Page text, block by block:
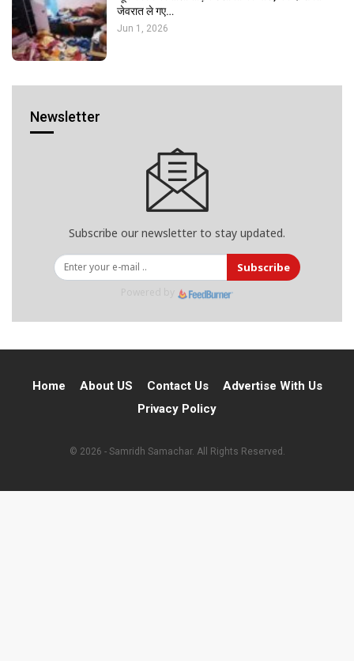
जेवरात ले गए…
Jun 1, 2026
Newsletter
Subscribe our newsletter to stay updated.
Subscribe
Home About US Contact Us
Advertise With Us
Privacy Policy
© 2026 - Samridh Samachar. All Rights Reserved.